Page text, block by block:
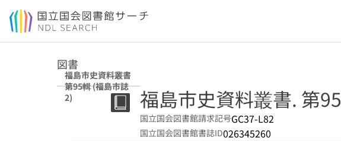
本文へ移動
図書
福島市史資料叢書
第95輯 (福島市誌
2)
福島市史資料叢書. 第
国立国会図書館請求記号GC37-L82
国立国会図書館書誌ID026345260